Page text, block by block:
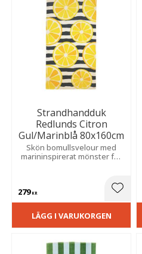
Strandhandduk
Redlunds Citron
Gul/Marinblå 80x160cm
Skön bomullsvelour med
marininspirerat mönster för
279KR Lägg
LÄGG I VARUKORGEN